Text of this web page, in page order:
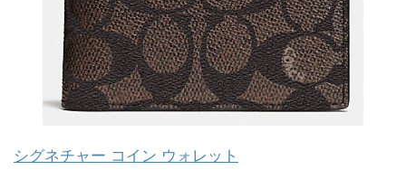
シグネチャー コイン ウォレット